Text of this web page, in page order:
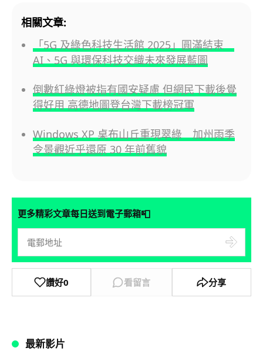
相關文章:
「5G 及綠色科技生活館 2025」圓滿結束
AI、5G 與環保科技交織未來發展藍圖
倒數紅綠燈被指有國安疑慮 但網民下載後覺
得好用 高德地圖登台灣下載榜冠軍
Windows XP 桌布山丘重現翠綠 加州雨季
令景觀近乎還原 30 年前舊貌
更多精彩文章每日送到電子郵箱📮
讚好0 看留言 分享
最新影片